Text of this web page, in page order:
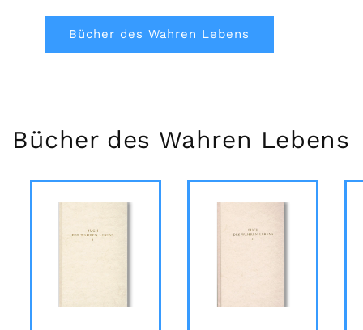
Bücher des Wahren Lebens
Bücher des Wahren Lebens